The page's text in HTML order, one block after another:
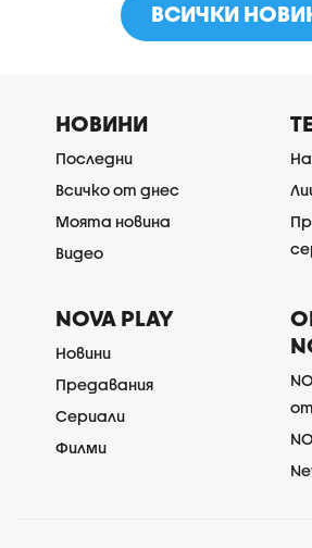
ВСИЧКИ
НОВИНИ
Последни
Всичко от днес
Моята новина
Видео
NOVA PLAY
Новини
Предавания
Сериали
Филми